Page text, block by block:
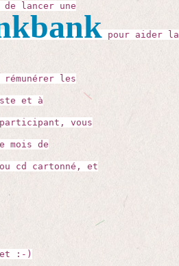
lancer une
pour aider la
les
et à
vous
mois de
cd cartonné, et
:-)